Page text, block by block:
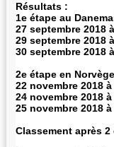
Résultats :
1e étape au
27 septembre 2018
29 septembre 2018
30 septembre 2018
2e étape en
22 novembre 2018
24 novembre 2018
25 novembre 2018
Classement après 2